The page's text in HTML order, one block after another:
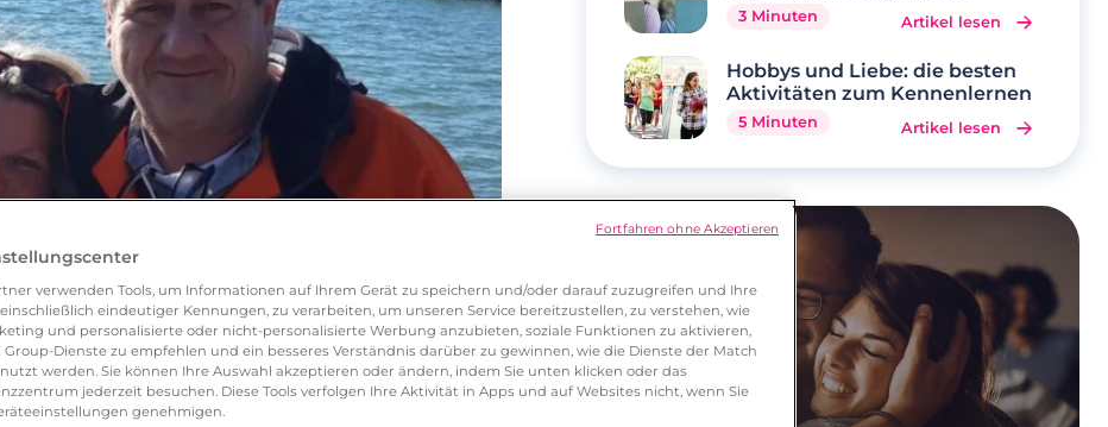
3 Minuten Artikel lesen
Hobbys und Liebe: die besten
Aktivitäten zum Kennenlernen
5 Minuten Artikel lesen
verwenden Tools, um Informationen auf Ihrem Gerät zu speichern und/oder darauf zuzugreifen und Ihre
eindeutiger Kennungen, zu verarbeiten, um unseren Service bereitzustellen, zu verstehen, wie
und personalisierte oder nicht-personalisierte Werbung anzubieten, soziale Funktionen zu aktivieren,
Dienste zu empfehlen und ein besseres Verständnis darüber zu gewinnen, wie die Dienste der Match
werden. Sie können Ihre Auswahl akzeptieren oder ändern, indem Sie unten klicken oder das
jederzeit besuchen. Diese Tools verfolgen Ihre Aktivität in Apps und auf Websites nicht, wenn Sie
genehmigen.
Fortfahren ohne Akzeptieren